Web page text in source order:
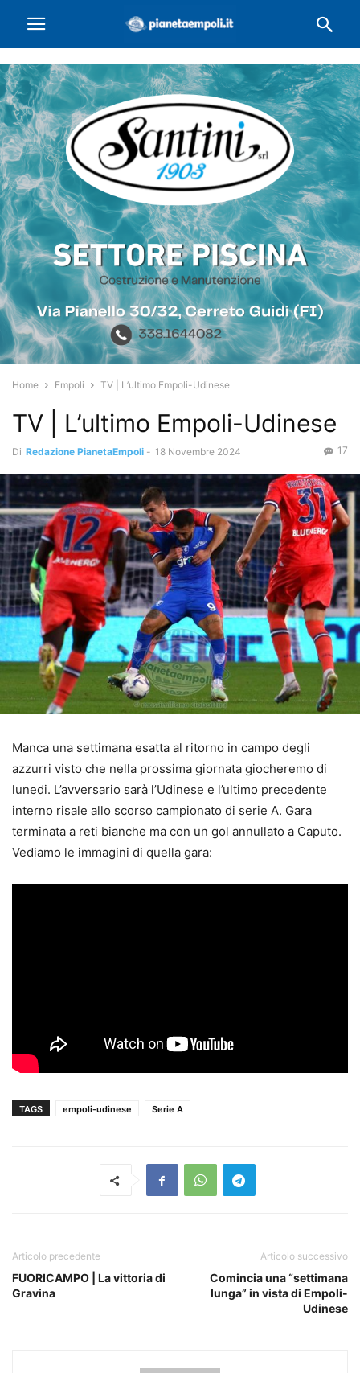
Home Empoli TV | L’ultimo Empoli-Udinese
TV | L’ultimo Empoli-Udinese
Di Redazione PianetaEmpoli - 18 Novembre 2024 17
Manca una settimana esatta al ritorno in campo degli
azzurri visto che nella prossima giornata giocheremo di
lunedi. L’avversario sarà l’Udinese e l’ultimo precedente
interno risale allo scorso campionato di serie A. Gara
terminata a reti bianche ma con un gol annullato a Caputo.
Vediamo le immagini di quella gara:
TAGS empoli-udinese Serie A
Articolo precedente
FUORICAMPO | La vittoria di
Gravina
Articolo successivo
Comincia una “settimana
lunga” in vista di Empoli-
Udinese